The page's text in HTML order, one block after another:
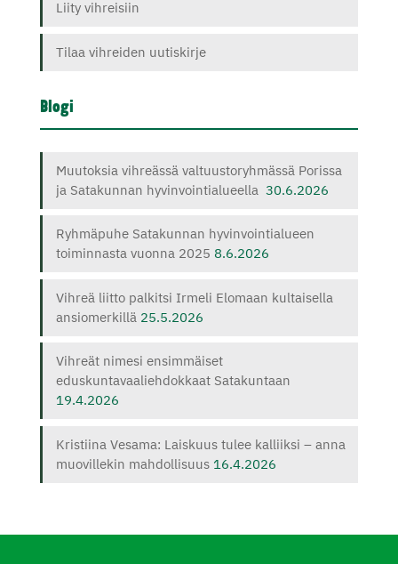
Liity vihreisiin
Tilaa vihreiden uutiskirje
Blogi
Muutoksia vihreässä valtuustoryhmässä Porissa
ja Satakunnan hyvinvointialueella 30.6.2026
Ryhmäpuhe Satakunnan hyvinvointialueen
toiminnasta vuonna 2025 8.6.2026
Vihreä liitto palkitsi Irmeli Elomaan kultaisella
ansiomerkillä 25.5.2026
Vihreät nimesi ensimmäiset
eduskuntavaaliehdokkaat Satakuntaan
19.4.2026
Kristiina Vesama: Laiskuus tulee kalliiksi – anna
muovillekin mahdollisuus 16.4.2026